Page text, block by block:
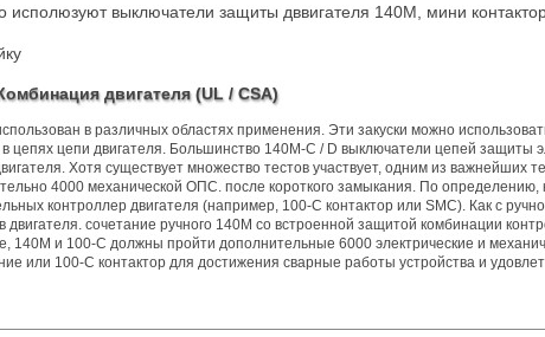
исполюзуют выключатели защиты дввигателя 140M, мини
двигателя (UL / CSA)
в различных областях применения. Эти закуски можно
цепи двигателя. Большинство 140M-C / D выключатели цепей защиты
Хотя существует множество тестов участвует, одним из
4000 механической ОПС. после короткого замыкания. По
контроллер двигателя (например, 100-C контактор или SMC). Как с
сочетание ручного 140M со встроенной защитой комбинации
140M и 100-C должны пройти дополнительные 6000 электрические и
или 100-C контактор для достижения сварные работы устройства и